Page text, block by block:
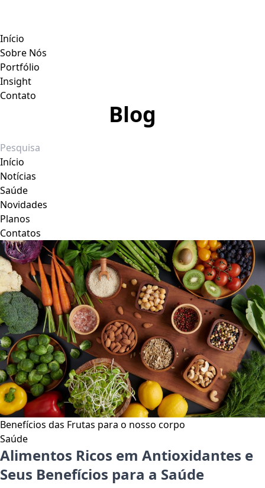
Início
Sobre Nós
Portfólio
Insight
Contato
Blog
Início
Notícias
Saúde
Novidades
Planos
Contatos
Benefícios das Frutas para o nosso corpo
Saúde
Alimentos Ricos em Antioxidantes e
Seus Benefícios para a Saúde